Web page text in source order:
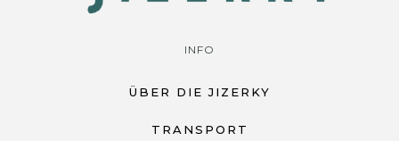
INFO
ÜBER DIE JIZERKY
TRANSPORT